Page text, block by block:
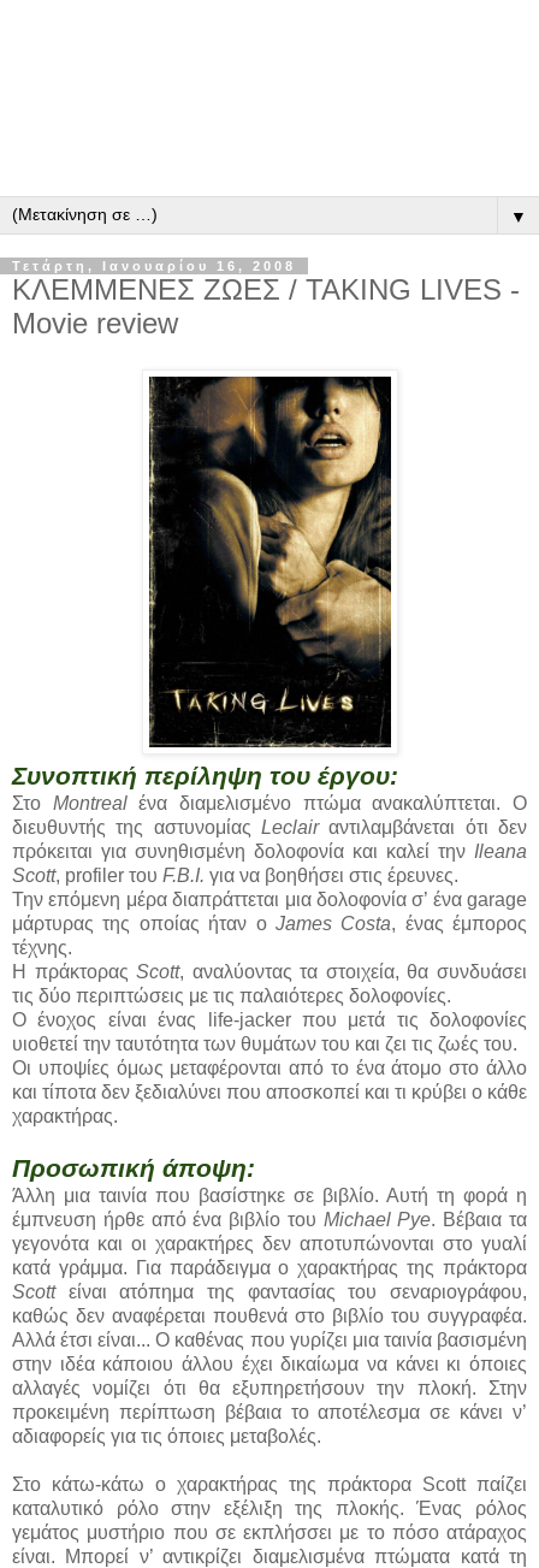
▼
Τετάρτη, Ιανουαρίου 16, 2008
ΚΛΕΜΜΕΝΕΣ ΖΩΕΣ / TAKING LIVES -
Movie review
Συνοπτική περίληψη του έργου:
Στο Montrealένα διαμελισμένο πτώμα ανακαλύπτεται. Ο
διευθυντής της αστυνομίας Leclairαντιλαμβάνεται ότι δεν
πρόκειται για συνηθισμένη δολοφονία και καλεί την Ileana
Scott, profiler του F.B.I. για να βοηθήσει στις έρευνες.
Την επόμενη μέρα διαπράττεται μια δολοφονία σ’ ένα garage
μάρτυρας της οποίας ήταν ο James Costa, ένας έμπορος
τέχνης.
Η πράκτοραςScott, αναλύοντας τα στοιχεία, θα συνδυάσει
τις δύο περιπτώσεις με τις παλαιότερες δολοφονίες.
Ο ένοχος είναι ένας life-jacker που μετά τις δολοφονίες
υιοθετεί την ταυτότητα των θυμάτων του και ζει τις ζωές του.
Οι υποψίες όμως μεταφέρονται από το ένα άτομο στο άλλο
και τίποτα δεν ξεδιαλύνει που αποσκοπεί και τι κρύβει ο κάθε
χαρακτήρας.
Προσωπική άποψη:
Άλλη μια ταινία που βασίστηκε σε βιβλίο. Αυτή τη φορά η
έμπνευση ήρθε από ένα βιβλίο του Michael Pye. Βέβαια τα
γεγονότα και οι χαρακτήρες δεν αποτυπώνονται στο γυαλί
κατά γράμμα. Για παράδειγμα ο χαρακτήρας της πράκτορα
Scottείναι ατόπημα της φαντασίας του σεναριογράφου,
καθώς δεν αναφέρεται πουθενά στο βιβλίο του συγγραφέα.
Αλλά έτσι είναι... Ο καθένας που γυρίζει μια ταινία βασισμένη
στην ιδέα κάποιου άλλου έχει δικαίωμα να κάνει κι όποιες
αλλαγές νομίζει ότι θα εξυπηρετήσουν την πλοκή. Στην
προκειμένη περίπτωση βέβαια το αποτέλεσμα σε κάνει ν’
αδιαφορείς για τις όποιες μεταβολές.
Στο κάτω-κάτω ο χαρακτήρας της πράκτορα Scott παίζει
καταλυτικό ρόλο στην εξέλιξη της πλοκής. Ένας ρόλος
γεμάτος μυστήριο που σε εκπλήσσει με το πόσο ατάραχος
είναι. Μπορεί ν’ αντικρίζει διαμελισμένα πτώματα κατά τη